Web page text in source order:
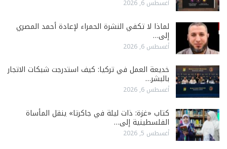
أغسطس 6, 2026
لماذا لا تكفي النشرة الحمراء لإعادة أحمد المصري
إلى…
أغسطس 6, 2026
خديعة العمل في تركيا: كيف استدرجت شبكات الاتجار
بالبشر…
أغسطس 6, 2026
كتاب «غزة: ذات ليلة في جاكرتا» ينقل المأساة
الفلسطينية إلى…
أغسطس 5, 2026